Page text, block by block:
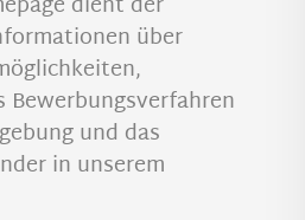
über
und das
in unserem